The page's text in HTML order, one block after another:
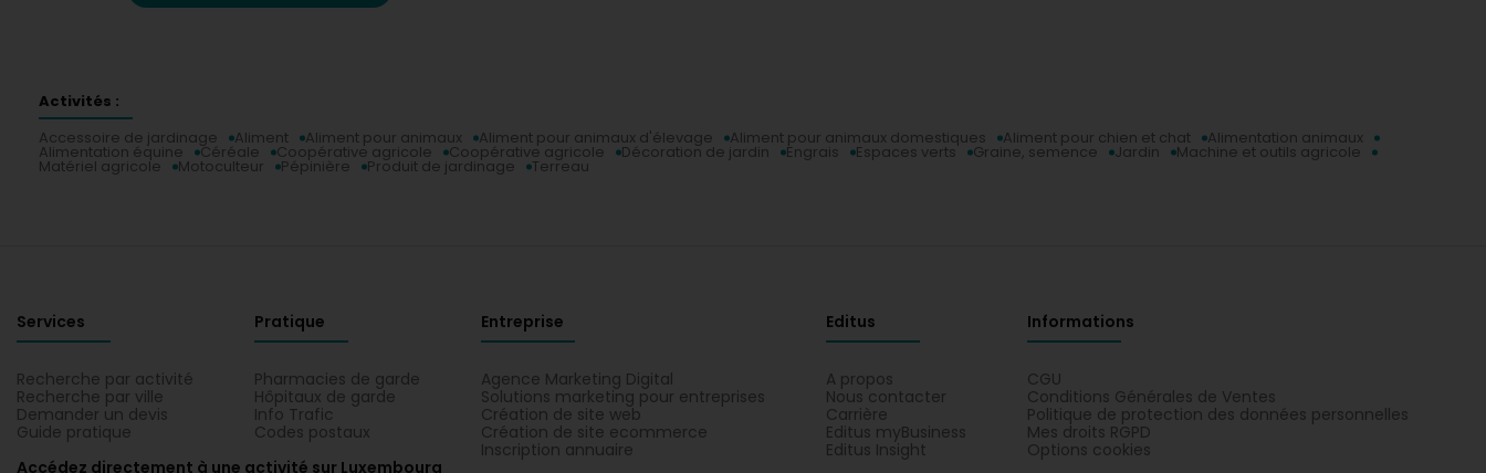
Activités :
Accessoire de jardinage
Aliment Aliment pour animaux Aliment pour animaux d'élevage Aliment pour animaux domestiques Aliment pour chien et chat Alimentation animaux
Alimentation équine Céréale Coopérative agricole Coopérative agricole Décoration de jardin Engrais Espaces verts Graine, semence Jardin Machine et outils agricole
Matériel agricole Motoculteur Pépinière Produit de jardinage Terreau
Services
Recherche par activité
Recherche par ville
Demander un devis
Guide pratique
Pratique
Pharmacies de garde
Hôpitaux de garde
Info Trafic
Codes postaux
Entreprise
Agence Marketing Digital
Solutions marketing pour entreprises
Création de site web
Création de site ecommerce
Inscription annuaire
Editus
A propos
Nous contacter
Carrière
Editus myBusiness
Editus Insight
Informations
CGU
Conditions Générales de Ventes
Politique de protection des données personnelles
Mes droits RGPD
Options cookies
Accédez directement à une activité sur Luxembourg